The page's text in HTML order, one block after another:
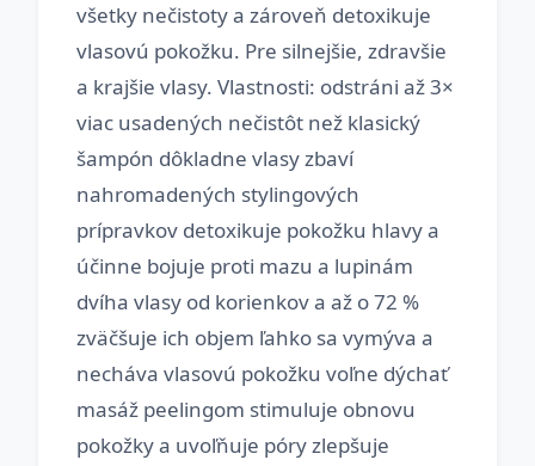
všetky nečistoty a zároveň detoxikuje
vlasovú pokožku. Pre silnejšie, zdravšie
a krajšie vlasy. Vlastnosti: odstráni až 3×
viac usadených nečistôt než klasický
šampón dôkladne vlasy zbaví
nahromadených stylingových
prípravkov detoxikuje pokožku hlavy a
účinne bojuje proti mazu a lupinám
dvíha vlasy od korienkov a až o 72 %
zväčšuje ich objem ľahko sa vymýva a
necháva vlasovú pokožku voľne dýchať
masáž peelingom stimuluje obnovu
pokožky a uvoľňuje póry zlepšuje